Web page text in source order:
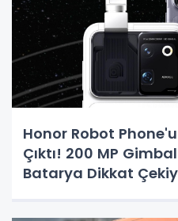
Honor Robot
Çıktı! 200 MP
Batarya Dikkat